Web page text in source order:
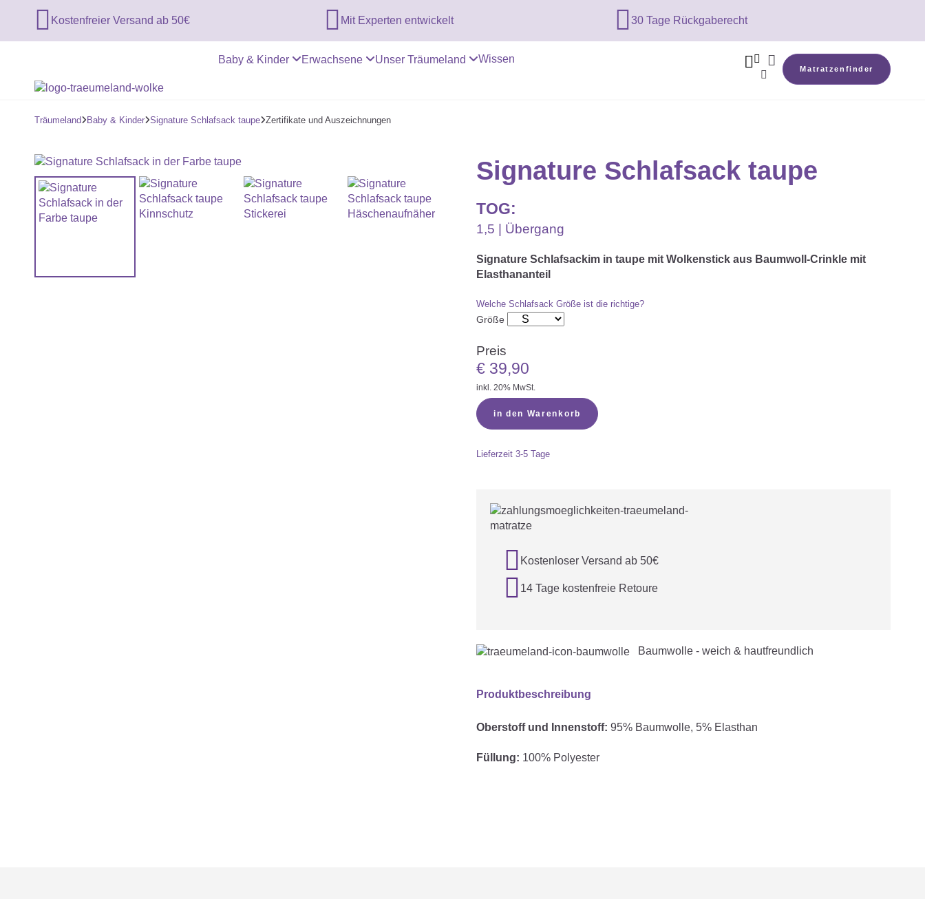
 Kostenfreier Versand ab 50€  Mit Experten entwickelt 30 Tage Rückgaberecht
Baby & Kinder Erwachsene Unser Träumeland Wissen 


Matratzenfinder
Träumeland Baby & KinderSignature Schlafsack taupeZertifikate und Auszeichnungen
Signature Schlafsack taupe
TOG:
1,5 | Übergang
Signature Schlafsackim in taupe mit Wolkenstick aus Baumwoll-Crinkle mit
Elasthananteil
Welche Schlafsack Größe ist die richtige?
Größe
Preis
€ 39,90
inkl. 20% MwSt.
in den Warenkorb
Lieferzeit 3-5 Tage
 Kostenloser Versand ab 50€
 14 Tage kostenfreie Retoure
Baumwolle - weich & hautfreundlich
Produktbeschreibung
Oberstoff und Innenstoff: 95% Baumwolle, 5% Elasthan
Füllung: 100% Polyester